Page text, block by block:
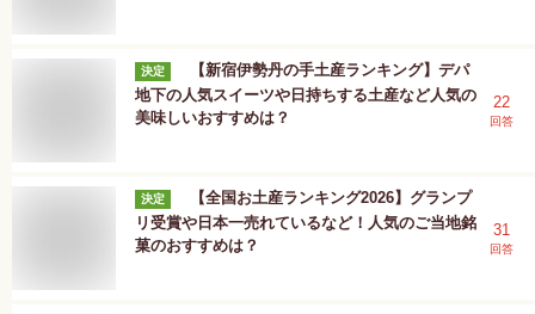
決定
【新宿伊勢丹の手土産ランキング】デパ
地下の人気スイーツや日持ちする土産など人気の
美味しいおすすめは？
22
回答
決定
【全国お土産ランキング2026】グランプ
リ受賞や日本一売れているなど！人気のご当地銘
菓のおすすめは？
31
回答